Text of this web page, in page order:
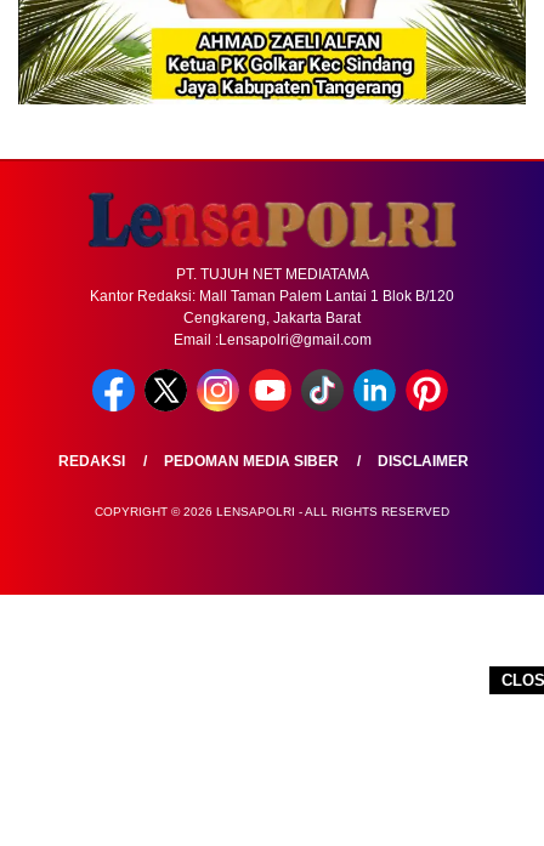
PT. TUJUH NET MEDIATAMA
Kantor Redaksi: Mall Taman Palem Lantai 1 Blok B/120
Cengkareng, Jakarta Barat
Email :Lensapolri@gmail.com
REDAKSI PEDOMAN MEDIA SIBER DISCLAIMER
COPYRIGHT © 2026 LENSAPOLRI - ALL RIGHTS RESERVED